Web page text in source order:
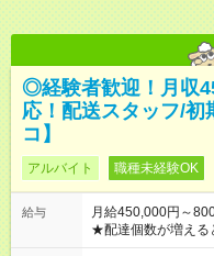
◎経験者歓迎！月収
応！配送スタッフ/初
コ】
アルバイト 職種未経験OK
給与
月給450,000円～
★配達個数が増える
ど！ ・主要都市エリア 月収55万円／週5日稼働 月収65万~112